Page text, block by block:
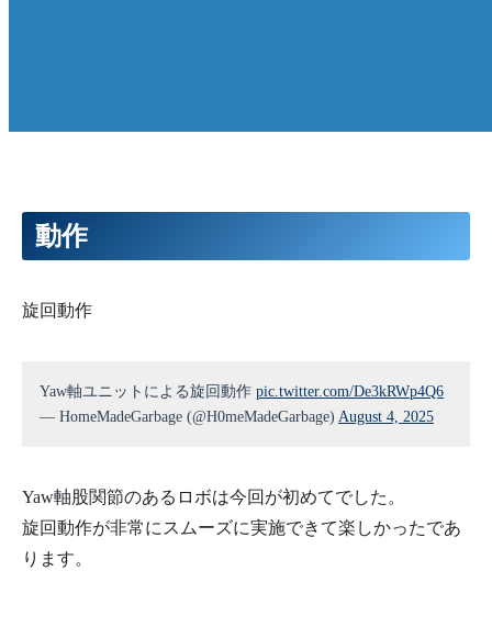
動作
旋回動作
Yaw軸ユニットによる旋回動作 pic.twitter.com/De3kRWp4Q6
— HomeMadeGarbage (@H0meMadeGarbage) August 4, 2025
Yaw軸股関節のあるロボは今回が初めてでした。
旋回動作が非常にスムーズに実施できて楽しかったであ
ります。